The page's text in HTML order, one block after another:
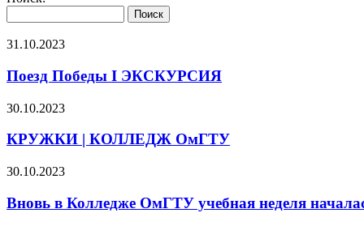
31.10.2023
Поезд Победы I ЭКСКУРСИЯ
30.10.2023
КРУЖКИ | КОЛЛЕДЖ ОмГТУ
30.10.2023
Вновь в Колледже ОмГТУ учебная неделя